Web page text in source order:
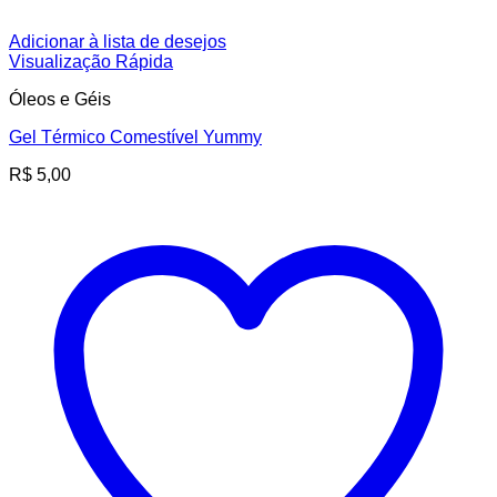
Adicionar à lista de desejos
Visualização Rápida
Óleos e Géis
Gel Térmico Comestível Yummy
R$ 5,00